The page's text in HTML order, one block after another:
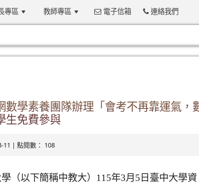
專區 教師專區 電子信箱 連絡我們
數學素養團隊辦理「會考不再靠運氣，
生免費參與
11 | 點閱數： 108
（以下簡稱中教大）115年3月5日臺中大學資